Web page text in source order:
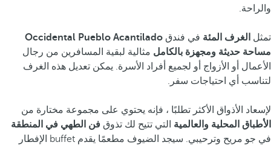
والراحة.
تمثل الغرف المئة في فندق Occidental Pueblo Acantilado
مساحة حديثة ومجهزة بالكامل مثالية لبقية المسافرين من رجال
الأعمال أو الأزواج أو لجميع أفراد الأسرة. يمكن تعديل هذه الغرف
لتناسب أي احتياجات سفر.
لإسعاد الأذواق الأكثر تطلبًا ، فإنه يحتوي على مجموعة مختارة من
الأطباق المحلية والعالمية التي تتيح لك تذوق فن الطهي في المنطقة
في جو مريح وترحيبي. سيجد الضيوف مطعمًا يقدم buffet الإفطار